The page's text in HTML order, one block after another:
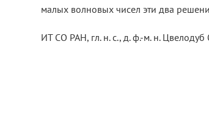
малых волновых чисел эти два
ИТ СО РАН, гл. н. с., д. ф.-м. н.